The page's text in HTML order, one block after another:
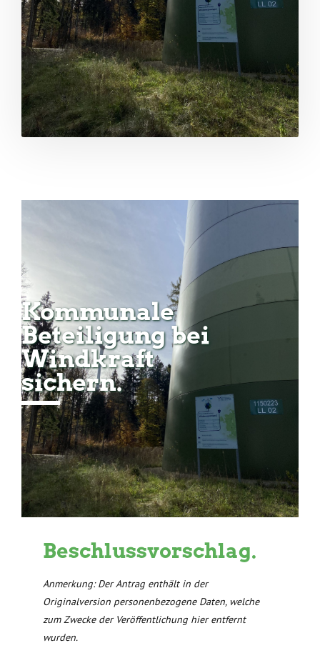
Kommunale
Beteiligung bei
Windkraft
sichern.
Beschlussvorschlag.
Anmerkung: Der Antrag enthält in der
Originalversion personenbezogene Daten, welche
zum Zwecke der Veröffentlichung hier entfernt
wurden.